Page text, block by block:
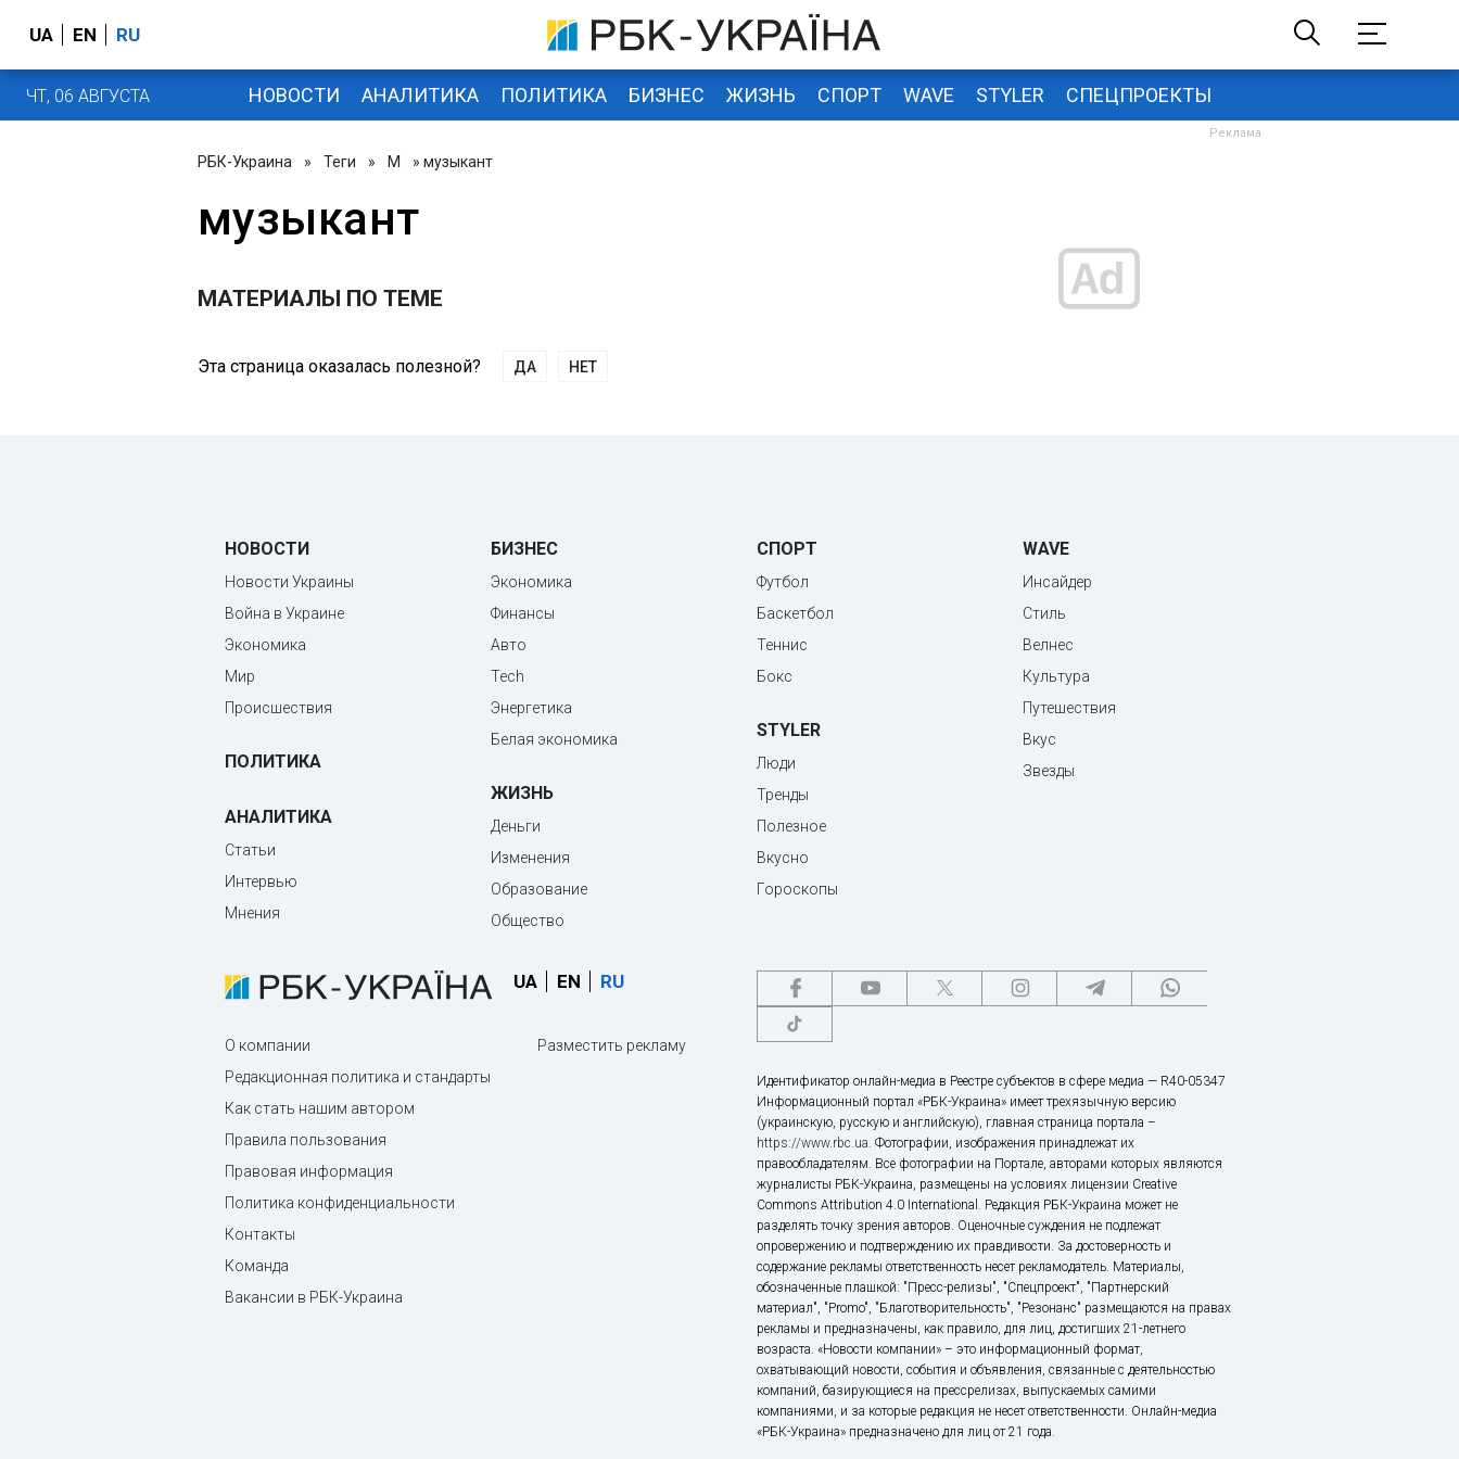
UA EN RU
ЧТ, 06 АВГУСТА НОВОСТИ АНАЛИТИКА ПОЛИТИКА БИЗНЕС ЖИЗНЬ СПОРТ WAVE STYLER СПЕЦПРОЕКТЫ
РБК-Украина » Теги » М » музыкант
музыкант
МАТЕРИАЛЫ ПО ТЕМЕ
Эта страница оказалась полезной? ДА НЕТ
НОВОСТИ
Новости Украины
Война в Украине
Экономика
Мир
Происшествия
ПОЛИТИКА
АНАЛИТИКА
Статьи
Интервью
Мнения
БИЗНЕС
Экономика
Финансы
Авто
Tech
Энергетика
Белая экономика
ЖИЗНЬ
Деньги
Изменения
Образование
Общество
СПОРТ
Футбол
Баскетбол
Теннис
Бокс
STYLER
Люди
Тренды
Полезное
Вкусно
Гороскопы
WAVE
Инсайдер
Стиль
Велнес
Культура
Путешествия
Вкус
Звезды
UA EN RU
О компании
Редакционная политика и стандарты
Как стать нашим автором
Правила пользования
Правовая информация
Политика конфиденциальности
Контакты
Команда
Вакансии в РБК-Украина
Разместить рекламу
Идентификатор онлайн-медиа в Реестре субъектов в сфере медиа — R40-05347
Информационный портал «РБК-Украина» имеет трехязычную версию
(украинскую, русскую и английскую), главная страница портала –
https://www.rbc.ua. Фотографии, изображения принадлежат их
правообладателям. Все фотографии на Портале, авторами которых являются
журналисты РБК-Украина, размещены на условиях лицензии Creative
Commons Attribution 4.0 International. Редакция РБК-Украина может не
разделять точку зрения авторов. Оценочные суждения не подлежат
опровержению и подтверждению их правдивости. За достоверность и
содержание рекламы ответственность несет рекламодатель. Материалы,
обозначенные плашкой: "Пресс-релизы", "Спецпроект", "Партнерский
материал", "Promo", "Благотворительность", "Резонанс" размещаются на правах
рекламы и предназначены, как правило, для лиц, достигших 21-летнего
возраста. «Новости компании» – это информационный формат,
охватывающий новости, события и объявления, связанные с деятельностью
компаний, базирующиеся на прессрелизах, выпускаемых самими
компаниями, и за которые редакция не несет ответственности. Онлайн-медиа
«РБК-Украина» предназначено для лиц от 21 года.